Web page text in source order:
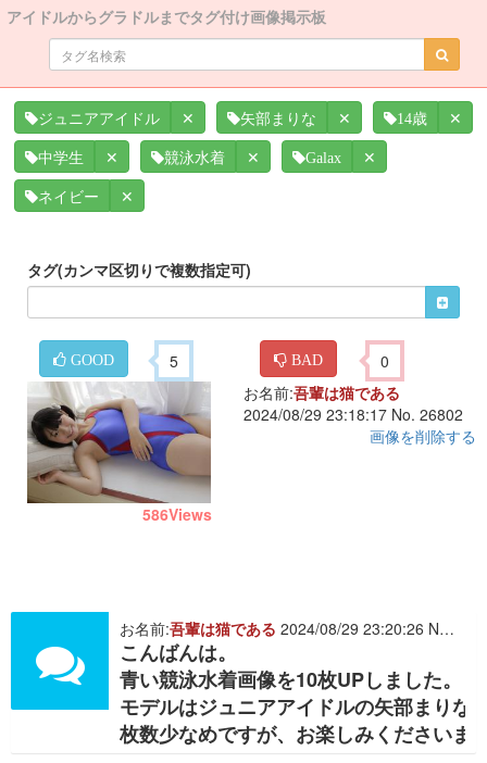
アイドルからグラドルまでタグ付け画像掲示板
ジュニアアイドル ✕ 矢部まりな ✕ 14歳 ✕
中学生 ✕ 競泳水着 ✕ Galax ✕
ネイビー ✕
タグ(カンマ区切りで複数指定可)
GOOD 5 BAD 0
586Views
お名前:吾輩は猫である
2024/08/29 23:18:17 No. 26802
画像を削除する
お名前:吾輩は猫である 2024/08/29 23:20:26 NO. 480683
こんばんは。
青い競泳水着画像を10枚UPしました。
モデルはジュニアアイドルの矢部まりな
枚数少なめですが、お楽しみくださいま